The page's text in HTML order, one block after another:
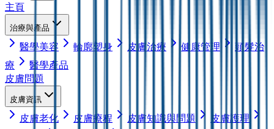
主頁
治療與產品
醫學美容 輪廓塑身 皮膚治療 健康管理
頭髮治
療
醫學產品
皮膚問題
皮膚資訊
皮膚老化 皮膚療程 皮膚知識與問題
皮膚護理